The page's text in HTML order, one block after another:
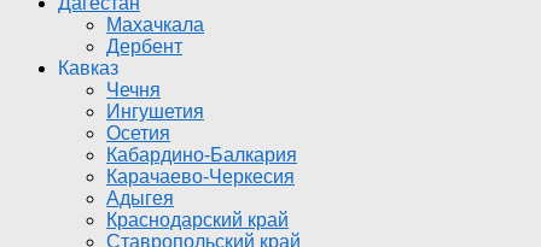
Махачкала
Дербент
Кавказ
Чечня
Ингушетия
Осетия
Кабардино-Балкария
Карачаево-Черкесия
Адыгея
Краснодарский край
Ставропольский край